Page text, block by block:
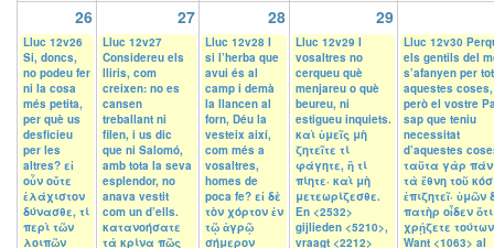
26 27 28 29
Lluc 12v26
Si, doncs,
no podeu fer
ni la cosa
més petita,
per què us
desficieu
per les
altres? εἰ
οὖν οὔτε
ἐλάχιστον
δύνασθε, τί
περὶ τῶν
λοιπῶν
Lluc 12v27
Considereu els
lliris, com
creixen: no es
cansen
treballant ni
filen, i us dic
que ni Salomó,
amb tota la seva
esplendor, no
anava vestit
com un d’ells.
κατανοήσατε
τὰ κρίνα πῶς
Lluc 12v28 I
si l’herba que
avui és al
camp i demà
la llancen al
forn, Déu la
vesteix així,
com més a
vosaltres,
homes de
poca fe? εἰ δὲ
τὸν χόρτον ἐν
τῷ ἀγρῷ
σήμερον
Lluc 12v29 I
vosaltres no
cerqueu què
menjareu o què
beureu, ni
estigueu inquiets.
καὶ ὑμεῖς μὴ
ζητεῖτε τί
φάγητε, ἢ τί
πίητε· καὶ μὴ
μετεωρίζεσθε.
En <2532>
gijlieden <5210>,
vraagt <2212>
Lluc 12v30
els gentils del
s’afanyen per
aquestes coses,
però el vostre
sap que teniu
necessitat
d’aquestes
ταῦτα γὰρ
τὰ ἔθνη τοῦ
ἐπιζητεῖ· ὑμῶν
πατὴρ οἶδεν ὅτι
χρῄζετε
Want <1063> al